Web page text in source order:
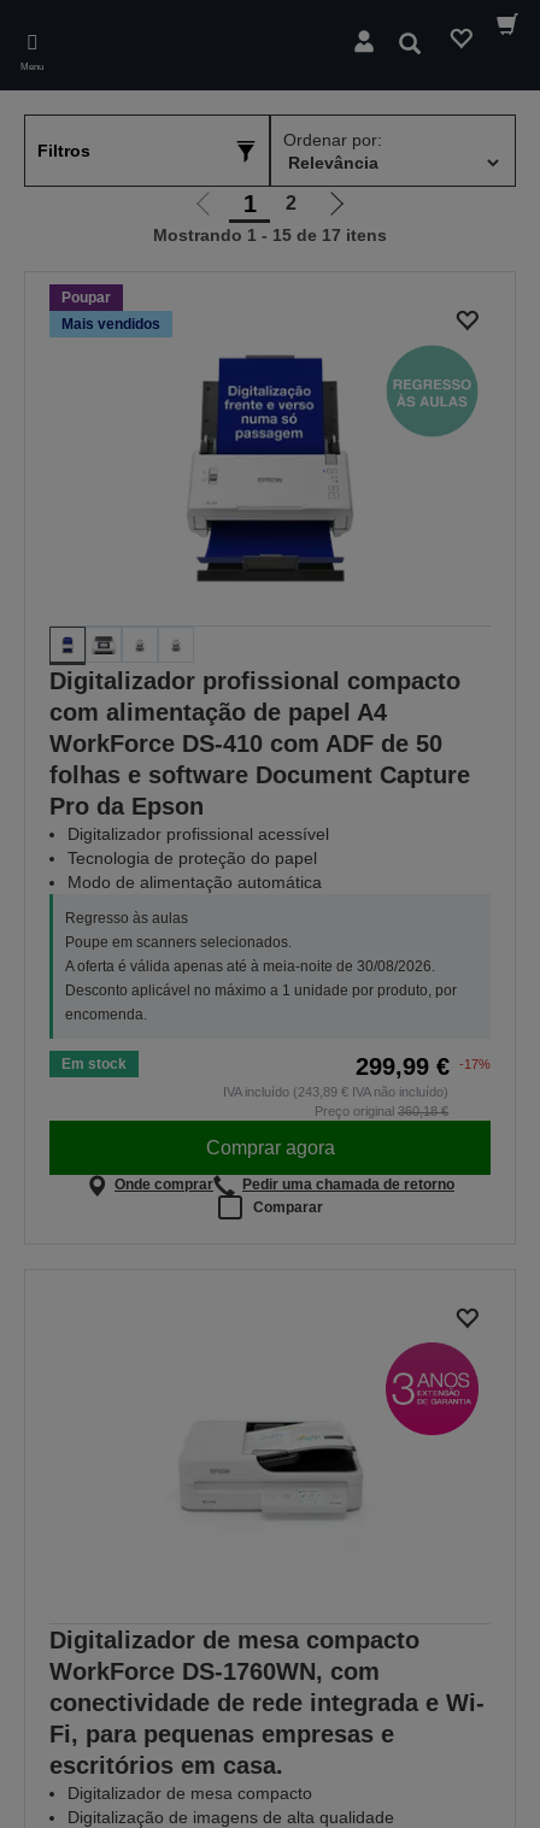
main
content
Menu
Pesquisar
Filtros
Ordenar por:
Ir
para
1 2
Ir
para
Mostrando 1 - 15 de 17 itens
Poupar
Mais vendidos
Digitalizador profissional compacto
com alimentação de papel A4
WorkForce DS-410 com ADF de 50
folhas e software Document Capture
Pro da Epson
Digitalizador profissional acessível
Tecnologia de proteção do papel
Modo de alimentação automática
Regresso às aulas
Poupe em scanners selecionados.
A oferta é válida apenas até à meia-noite de 30/08/2026.
Desconto aplicável no máximo a 1 unidade por produto, por
encomenda.
Em stock 299,99 €
-17%
IVA incluído (243,89 € IVA não incluído)
Preço original 360,18 €
Comprar agora
Onde comprar
Pedir uma chamada de retorno
Comparar
Digitalizador de mesa compacto
WorkForce DS-1760WN, com
conectividade de rede integrada e Wi-
Fi, para pequenas empresas e
escritórios em casa.
Digitalizador de mesa compacto
Digitalização de imagens de alta qualidade